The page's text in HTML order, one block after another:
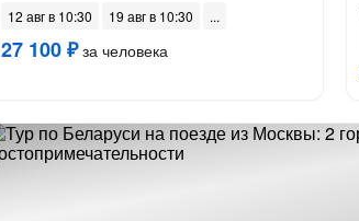
12 авг в 10:30 19 авг в 10:30
27 100 ₽за человека